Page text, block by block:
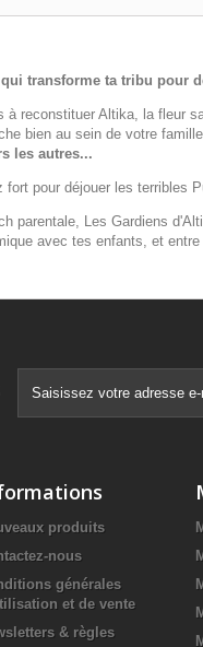
transforme ta tribu pour
à reconstituer Altika, la fleur
bien au sein de votre
les autres...
pour déjouer les terribles
parentale, Les Gardiens
avec tes enfants, et
produits
nous
générales
et de vente
& règles